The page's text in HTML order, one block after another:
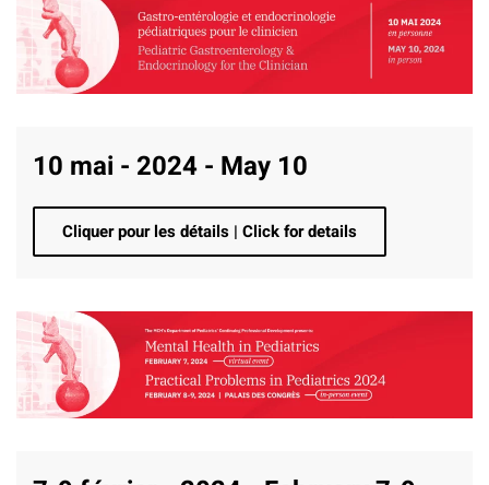
10 mai - 2024 - May 10
Cliquer pour les détails | Click for details